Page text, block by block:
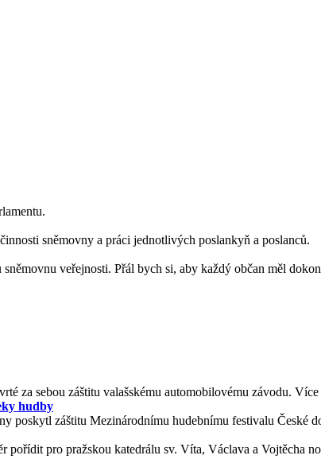
sněmovny a práci jednotlivých poslankyň a poslanců.
veřejnosti. Přál bych si, aby každý občan měl
za sebou záštitu valašskému automobilovému závodu. Více
hudby
poskytl záštitu Mezinárodnímu hudebnímu festivalu České
pořídit pro pražskou katedrálu sv. Víta, Václava a Vojtěcha